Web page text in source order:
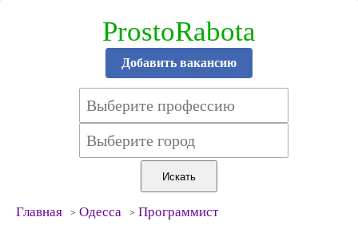
ProstoRabota
Добавить вакансию
Главная Одесса Программист